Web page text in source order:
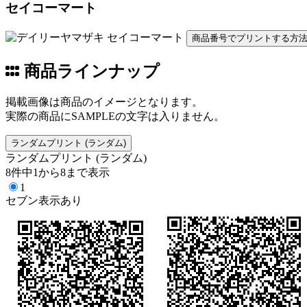
セイコーマート
商品番号でプリントする方法
商品ラインナップ
掲載画像は商品のイメージとなります。
実際の商品にSAMPLEの文字は入りません。
ランダムプリント (ランダム)
ランダムプリント (ランダム)
8件中1から8まで表示
1
セブン表示あり